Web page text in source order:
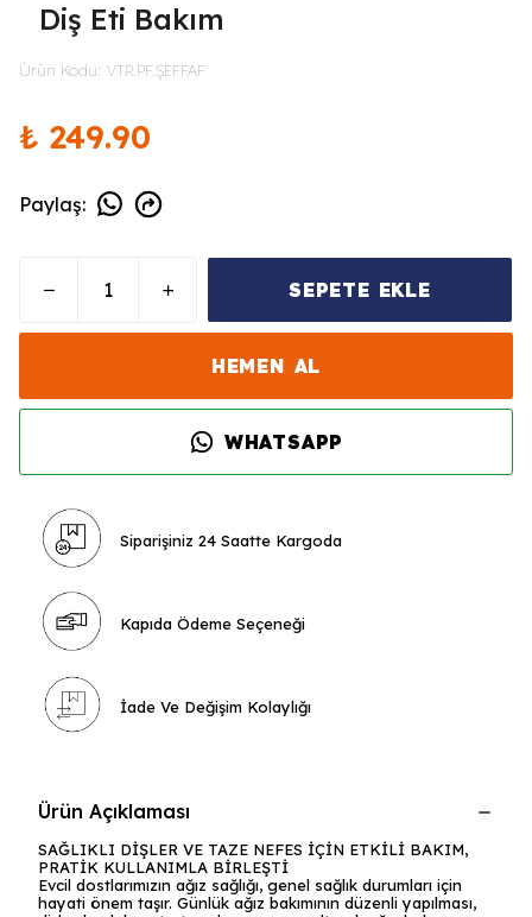
Diş Eti Bakım
Ürün Kodu: VTR.PF.ŞEFFAF
₺ 249.90
Paylaş:
SEPETE EKLE
HEMEN AL
WHATSAPP
Siparişiniz 24 Saatte Kargoda
Kapıda Ödeme Seçeneği
İade Ve Değişim Kolaylığı
Ürün Açıklaması
SAĞLIKLI DİŞLER VE TAZE NEFES İÇİN ETKİLİ BAKIM,
PRATİK KULLANIMLA BİRLEŞTİ
Evcil dostlarımızın ağız sağlığı, genel sağlık durumları için
hayati önem taşır. Günlük ağız bakımının düzenli yapılması,